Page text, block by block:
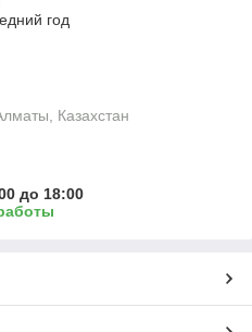
год
Казахстан
до 18:00